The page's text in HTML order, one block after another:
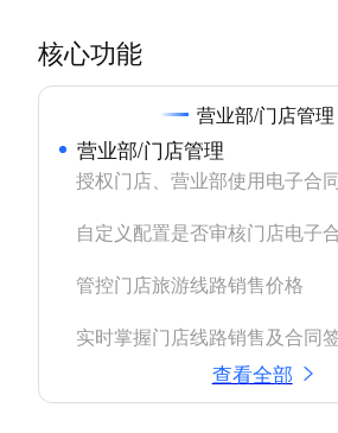
核心功能
营业部/门店管理
营业部/门店管理
授权门店、营业部使用电子合
自定义配置是否审核门店电子
管控门店旅游线路销售价格
实时掌握门店线路销售及合同
查看全部